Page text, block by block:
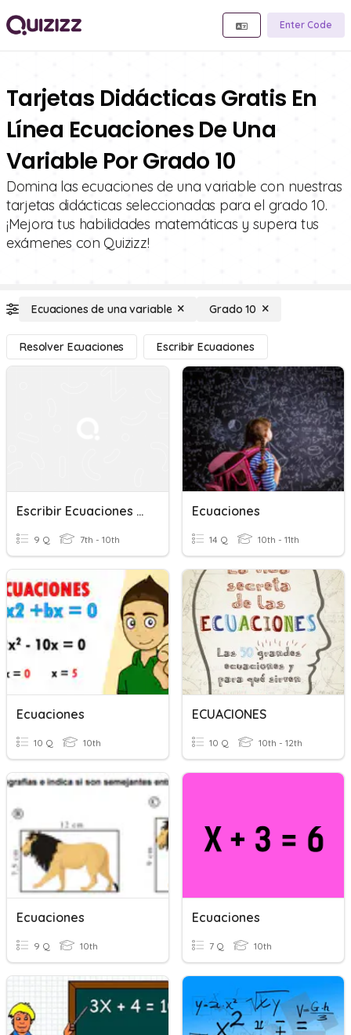
Enter Code
Tarjetas Didácticas Gratis En
Línea Ecuaciones De Una
Variable Por Grado 10
Domina las ecuaciones de una variable con nuestras
tarjetas didácticas seleccionadas para el grado 10.
¡Mejora tus habilidades matemáticas y supera tus
exámenes con Quizizz!
Ecuaciones de una variable Grado 10
Resolver Ecuaciones Escribir Ecuaciones
Escribir Ecuaciones De Una Gráfica
9 Q 7th - 10th
Ecuaciones
14 Q 10th - 11th
Ecuaciones
10 Q 10th
ECUACIONES
10 Q 10th - 12th
Ecuaciones
9 Q 10th
Ecuaciones
7 Q 10th